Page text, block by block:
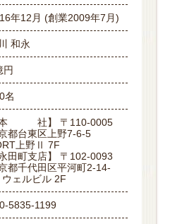
年12月 (創業2009年7月)
和永
円
名
本 社】 〒110-0005
都台東区上野7-6-5
上野Ⅱ 7F
永田町支店】 〒102-0093
都千代田区平河町2-14-
ウェルビル 2F
5835-1199